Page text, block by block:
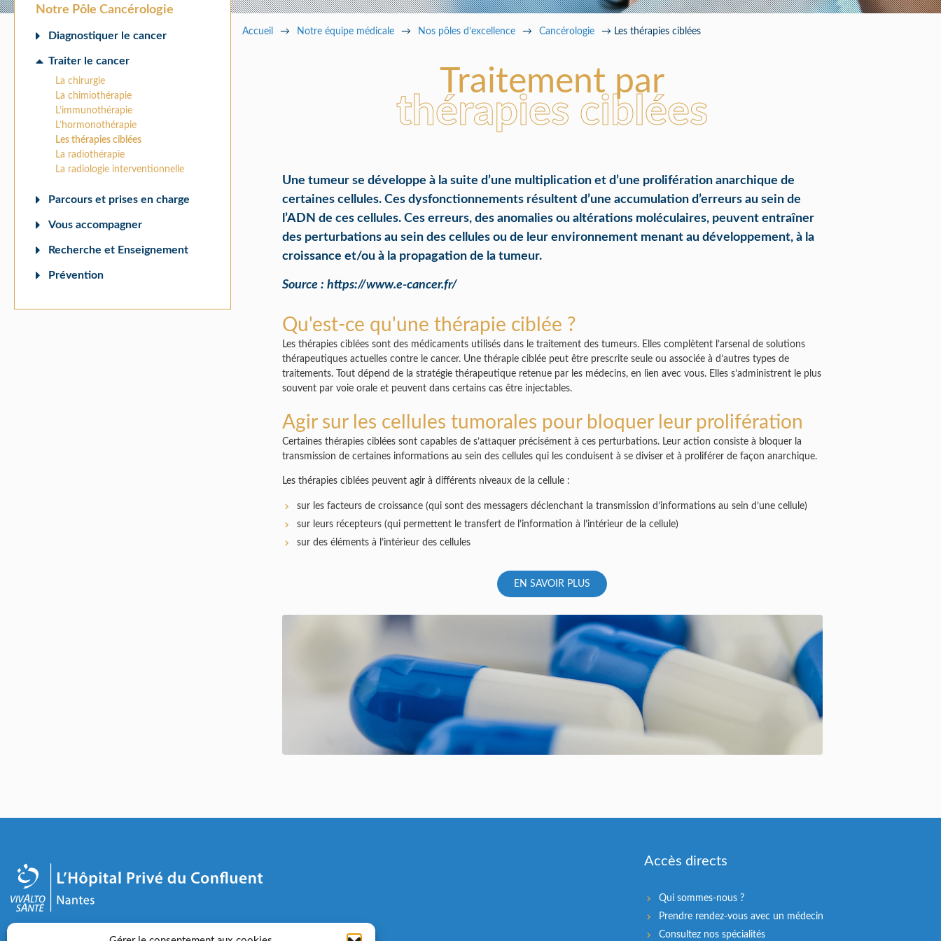
Paramédical
Accueil → Notre équipe médicale → Nos pôles d’excellence → Cancérologie → Les thérapies ciblées
Notre Pôle Cancérologie
Diagnostiquer le cancer
Traiter le cancer
La chirurgie
La chimiothérapie
L’immunothérapie
L’hormonothérapie
Les thérapies ciblées
La radiothérapie
La radiologie interventionnelle
Parcours et prises en charge
Vous accompagner
Recherche et Enseignement
Prévention
Traitement par
thérapies ciblées
Une tumeur se développe à la suite d’une multiplication et d’une prolifération anarchique de
certaines cellules. Ces dysfonctionnements résultent d’une accumulation d’erreurs au sein de
l’ADN de ces cellules. Ces erreurs, des anomalies ou altérations moléculaires, peuvent entraîner
des perturbations au sein des cellules ou de leur environnement menant au développement, à la
croissance et/ou à la propagation de la tumeur.
Source : https://www.e-cancer.fr/
Qu'est-ce qu'une thérapie ciblée ?
Les thérapies ciblées sont des médicaments utilisés dans le traitement des tumeurs. Elles complètent l’arsenal de solutions
thérapeutiques actuelles contre le cancer. Une thérapie ciblée peut être prescrite seule ou associée à d’autres types de
traitements. Tout dépend de la stratégie thérapeutique retenue par les médecins, en lien avec vous. Elles s’administrent le plus
souvent par voie orale et peuvent dans certains cas être injectables.
Agir sur les cellules tumorales pour bloquer leur prolifération
Certaines thérapies ciblées sont capables de s’attaquer précisément à ces perturbations. Leur action consiste à bloquer la
transmission de certaines informations au sein des cellules qui les conduisent à se diviser et à proliférer de façon anarchique.
Les thérapies ciblées peuvent agir à différents niveaux de la cellule :
sur les facteurs de croissance (qui sont des messagers déclenchant la transmission d’informations au sein d’une cellule)
sur leurs récepteurs (qui permettent le transfert de l’information à l’intérieur de la cellule)
sur des éléments à l’intérieur des cellules
EN SAVOIR PLUS
Accès directs
Qui sommes-nous ?
Prendre rendez-vous avec un médecin
Consultez nos spécialités